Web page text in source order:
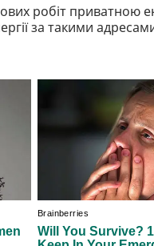
робіт приватною
за такими